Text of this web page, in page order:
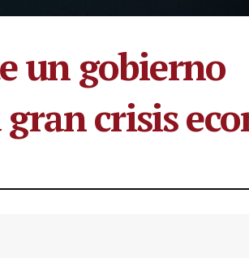
un gobierno
crisis